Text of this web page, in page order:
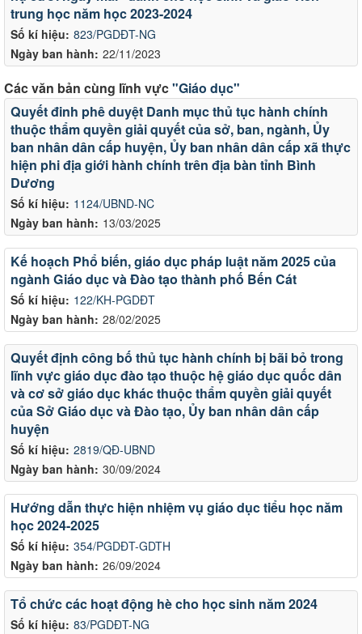
Số kí hiệu: 823/PGDĐT-NG
Ngày ban hành: 22/11/2023
trung học năm học 2023-2024
Các văn bản cùng lĩnh vực"Giáo dục"
Số kí hiệu: 1124/UBND-NC
Ngày ban hành: 13/03/2025
Quyết đinh phê duyệt Danh mục thủ tục hành chính
thuộc thẩm quyền giải quyết của sở, ban, ngành, Ủy
ban nhân dân cấp huyện, Ủy ban nhân dân cấp xã thực
hiện phi địa giới hành chính trên địa bàn tỉnh Bình
Dương
Số kí hiệu: 122/KH-PGDĐT
Ngày ban hành: 28/02/2025
Kế hoạch Phổ biến, giáo dục pháp luật năm 2025 của
ngành Giáo dục và Đào tạo thành phố Bến Cát
Số kí hiệu: 2819/QĐ-UBND
Ngày ban hành: 30/09/2024
Quyết định công bố thủ tục hành chính bị bãi bỏ trong
lĩnh vực giáo dục đào tạo thuộc hệ giáo dục quốc dân
và cơ sở giáo dục khác thuộc thẩm quyền giải quyết
của Sở Giáo dục và Đào tạo, Ủy ban nhân dân cấp
huyện
Số kí hiệu: 354/PGDĐT-GDTH
Ngày ban hành: 26/09/2024
Hướng dẫn thực hiện nhiệm vụ giáo dục tiểu học năm
học 2024-2025
Số kí hiệu: 83/PGDĐT-NG
Tổ chức các hoạt động hè cho học sinh năm 2024